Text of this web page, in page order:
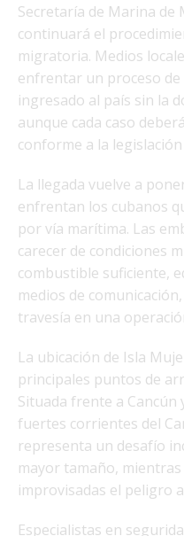
Secretaría de Marina de
continuará el
migratoria. Medios
enfrentar un proceso
ingresado al país sin la
aunque cada caso
conforme a la legislación
La llegada vuelve a
enfrentan los cubanos
por vía marítima. Las
carecer de condiciones
combustible suficiente,
medios de
travesía en una
La ubicación de Isla
principales puntos de
Situada frente a Cancún
fuertes corrientes del
representa un desafío
mayor tamaño,
improvisadas el peligro
Especialistas en